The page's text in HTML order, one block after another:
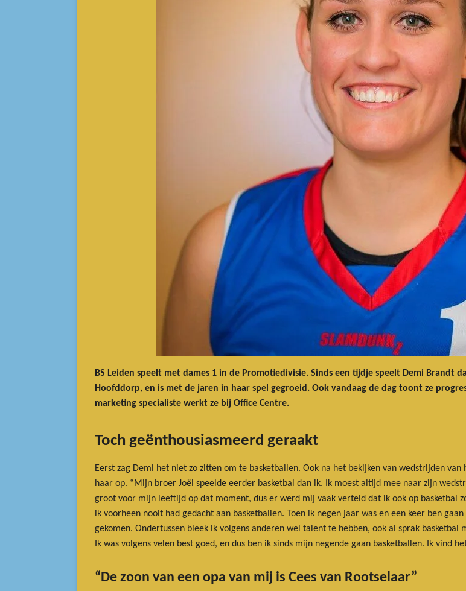
BS Leiden speelt met dames 1 in de Promotiedivisie. Sinds een tijdje speelt Demi Brandt
Hoofddorp, en is met de jaren in haar spel gegroeid. Ook vandaag de dag toont ze
marketing specialiste werkt ze bij Office Centre.
Toch geënthousiasmeerd geraakt
Eerst zag Demi het niet zo zitten om te basketballen. Ook na het bekijken van wedstrijden
haar op. “Mijn broer Joël speelde eerder basketbal dan ik. Ik moest altijd mee naar zijn
groot voor mijn leeftijd op dat moment, dus er werd mij vaak verteld dat ik ook op basketbal
ik voorheen nooit had gedacht aan basketballen. Toen ik negen jaar was en een keer ben
gekomen. Ondertussen bleek ik volgens anderen wel talent te hebben, ook al sprak
Ik was volgens velen best goed, en dus ben ik sinds mijn negende gaan basketballen. Ik vind
“De zoon van een opa van mij is Cees van Rootselaar”